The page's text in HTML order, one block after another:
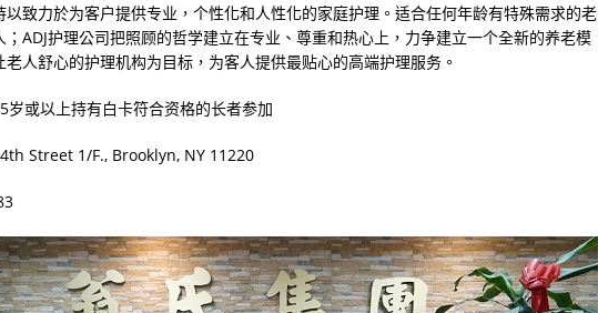
以致力於为客户提供专业，个性化和人性化的家庭护理。适合任何年龄有特殊需求的老
ADJ护理公司把照顾的哲学建立在专业、尊重和热心上，力争建立一个全新的养老模
人舒心的护理机构为目标，为客人提供最贴心的高端护理服务。
岁或以上持有白卡符合资格的长者参加
Street 1/F., Brooklyn, NY 11220